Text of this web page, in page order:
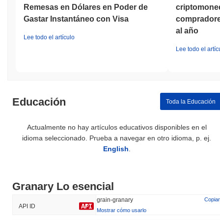
Granary emplea un mecanismo de consenso de Prueba de
Participación (PoS), donde los validadores son responsables de
confirmar transacciones y mantener la integridad de la red. Los
garantizar la autenticación segura y la integridad de los datos.
Los incentivos están alineados a través de recompensas de
aquellos que actúan de manera maliciosa o no validan
transacciones correctamente. Este mecanismo dual ayuda a
disuadir el comportamiento deshonesto y mantener la seguridad
enfatiza la diversidad de múltiples clientes, lo que protege aún
más contra posibles vulnerabilidades, asegurando un entorno
robusto y seguro para sus usuarios.
Remesas en Dólares en Poder de
Gastar Instantáneo con Visa
Lee todo el artículo
al año
Lee todo el
Educación Toda la Educación
Actualmente no hay artículos educativos disponibles en el
idioma seleccionado. Prueba a navegar en otro idioma, p. ej.
English
Granary Lo esencial
API ID
grain-granary
Copiar
Mostrar cómo usarlo